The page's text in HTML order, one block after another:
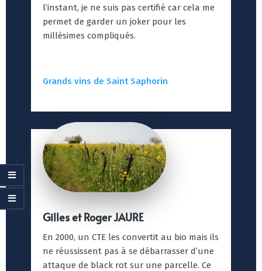
l’instant, je ne suis pas certifié car cela me
permet de garder un joker pour les
millésimes compliqués.
Grands vins de Saint Saphorin
Gilles et Roger JAURE
En 2000, un CTE les convertit au bio mais ils
ne réussissent pas à se débarrasser d’une
attaque de black rot sur une parcelle. Ce